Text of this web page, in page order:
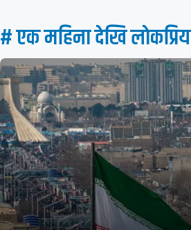
# एक महिना देखि लाेकप्रिय